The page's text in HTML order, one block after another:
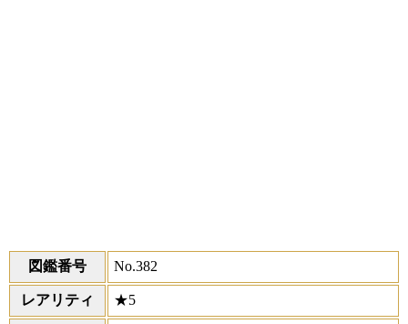
図鑑番号 No.382
レアリティ ★5